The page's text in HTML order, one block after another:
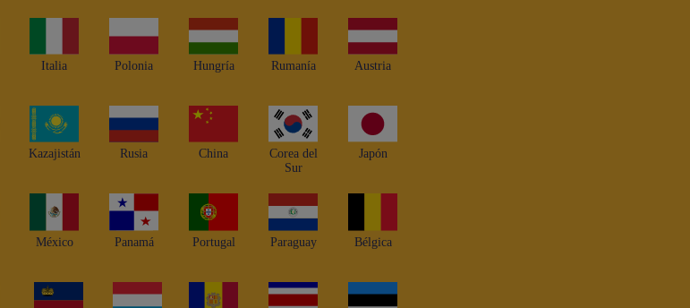
Italia Polonia Hungría Rumanía Austria
Kazajistán Rusia China
Corea del
Sur
Japón
México Panamá Portugal Paraguay Bélgica